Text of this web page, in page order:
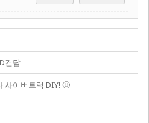
건담
사이버트럭 DIY! 🙂